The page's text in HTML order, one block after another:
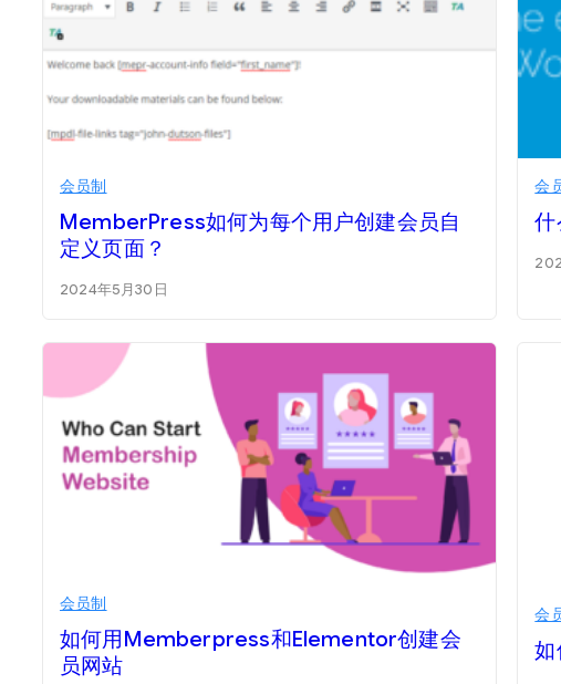
会员制
MemberPress如何为每个用户创建会员自
定义页面？
2024年5月30日
会
什
会员制
如何用Memberpress和Elementor创建会
员网站
会